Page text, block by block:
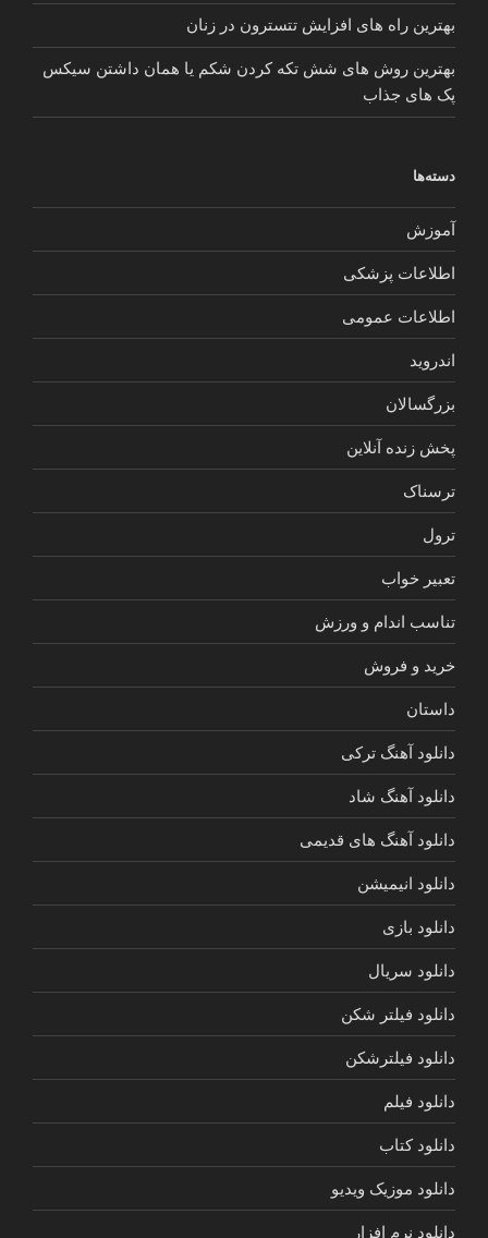
بهترین راه های افزایش تتسترون در زنان
بهترین روش های شش تکه کردن شکم یا همان داشتن سیکس
پک های جذاب
دسته‌ها
آموزش
اطلاعات پزشکی
اطلاعات عمومی
اندروید
بزرگسالان
پخش زنده آنلاین
ترسناک
ترول
تعبیر خواب
تناسب اندام و ورزش
خرید و فروش
داستان
دانلود آهنگ ترکی
دانلود آهنگ شاد
دانلود آهنگ های قدیمی
دانلود انیمیشن
دانلود بازی
دانلود سریال
دانلود فیلتر شکن
دانلود فیلترشکن
دانلود فیلم
دانلود کتاب
دانلود موزیک ویدیو
دانلود نرم افزار